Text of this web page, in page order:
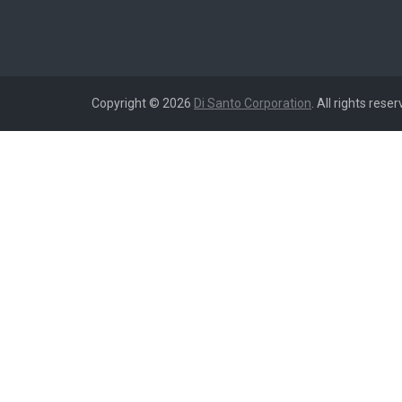
Copyright © 2026 Di Santo Corporation . All rights